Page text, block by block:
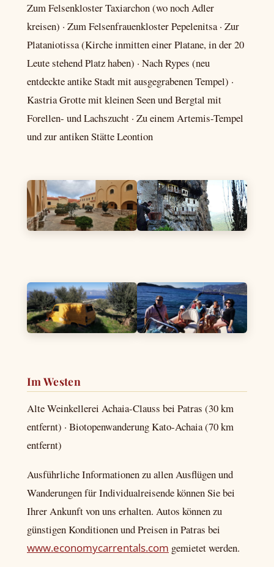
Zum Felsenkloster Taxiarchon (wo noch Adler
kreisen) · Zum Felsenfrauenkloster Pepelenitsa · Zur
Plataniotissa (Kirche inmitten einer Platane, in der 20
Leute stehend Platz haben) · Nach Rypes (neu
entdeckte antike Stadt mit ausgegrabenen Tempel) ·
Kastria Grotte mit kleinen Seen und Bergtal mit
Forellen- und Lachszucht · Zu einem Artemis-Tempel
und zur antiken Stätte Leontion
Im Westen
Alte Weinkellerei Achaia-Clauss bei Patras (30 km
entfernt) · Biotopenwanderung Kato-Achaia (70 km
entfernt)
Ausführliche Informationen zu allen Ausflügen und
Wanderungen für Individualreisende können Sie bei
Ihrer Ankunft von uns erhalten. Autos können zu
günstigen Konditionen und Preisen in Patras bei
www.economycarrentals.com gemietet werden.